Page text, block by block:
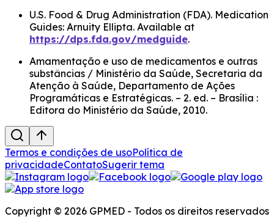
U.S. Food & Drug Administration (FDA). Medication
Guides: Arnuity Ellipta. Available at
https://dps.fda.gov/medguide.
Amamentação e uso de medicamentos e outras
substâncias / Ministério da Saúde, Secretaria da
Atenção à Saúde, Departamento de Ações
Programáticas e Estratégicas. – 2. ed. – Brasília :
Editora do Ministério da Saúde, 2010.
Termos e condições de usoPolítica de
privacidadeContatoSugerir tema
Copyright © 2026 GPMED - Todos os direitos reservados